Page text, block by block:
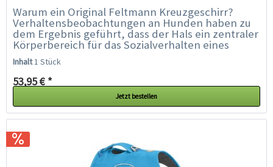
Warum ein Original Feltmann Kreuzgeschirr?
Verhaltensbeobachtungen an Hunden haben zu
dem Ergebnis geführt, dass der Hals ein zentraler
Körperbereich für das Sozialverhalten eines
Hundes ist. Der Hals ist...
Inhalt1 Stück
53,95 € *
Jetzt bestellen